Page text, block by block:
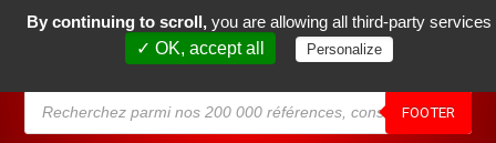
FOOTER
0
By continuing to scroll, you are allowing all third-party services
✓ OK, accept all
Personalize